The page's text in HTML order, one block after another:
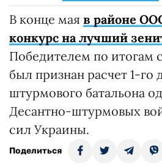
В конце мая в районе
конкурс на лучший
Победителем по итогам
был признан расчет 1-го
штурмового батальона
Десантно-штурмовых
сил Украины.
Поделиться